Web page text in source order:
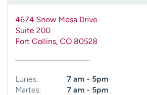
4674 Snow Mesa Drive
Suite 200
Fort Collins, CO 80528
Lunes:
7 am - 5pm
Martes:
7 am - 5pm